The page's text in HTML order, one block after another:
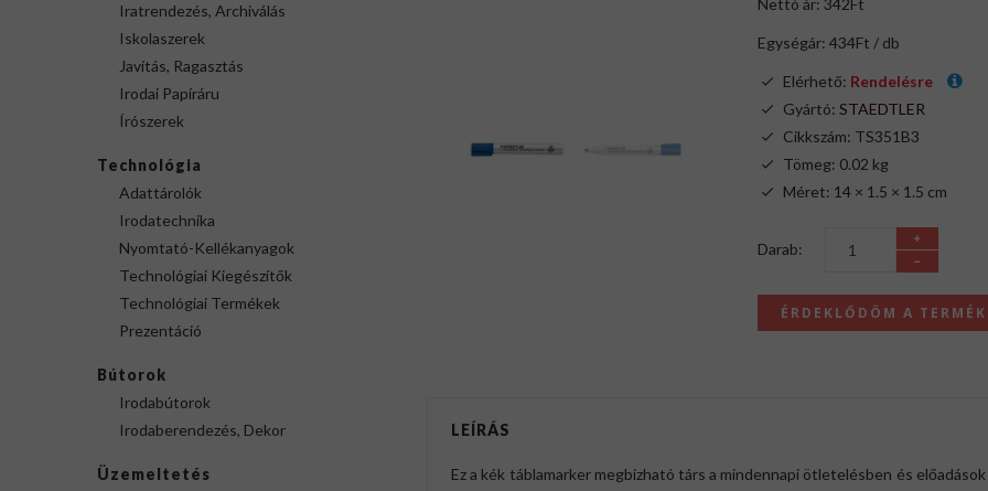
Iratrendezés, Archiválás
Iskolaszerek
Javítás, Ragasztás
Irodai Papíráru
Írószerek
Technológia
Adattárolók
Irodatechnika
Nyomtató-Kellékanyagok
Technológiai Kiegészítők
Technológiai Termékek
Prezentáció
Bútorok
Irodabútorok
Irodaberendezés, Dekor
Üzemeltetés
Nettó ár: 342Ft
Egységár: 434Ft / db
Elérhető: Rendelésre
Gyártó: STAEDTLER
Cikkszám: TS351B3
Tömeg: 0.02 kg
Méret: 14 × 1.5 × 1.5 cm
Darab:
ÉRDEKLŐDÖM A
LEÍRÁS
Ez a kék táblamarker megbízható társ a mindennapi ötletelésben és